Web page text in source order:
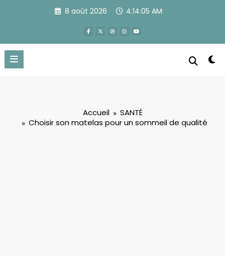
8 août 2026 4:14:06 AM
Accueil
SANTÉ
Choisir son matelas pour un sommeil de qualité